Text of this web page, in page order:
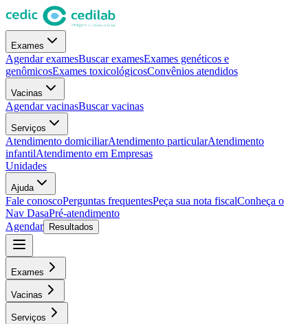
Exames
Agendar examesBuscar examesExames genéticos e
genômicosExames toxicológicosConvênios atendidos
Vacinas
Agendar vacinasBuscar vacinas
Serviços
Atendimento domiciliarAtendimento particularAtendimento
infantilAtendimento em Empresas
Unidades
Ajuda
Fale conoscoPerguntas frequentesPeça sua nota fiscalConheça o
Nav DasaPré-atendimento
Agendar
Resultados
Exames
Vacinas
Serviços